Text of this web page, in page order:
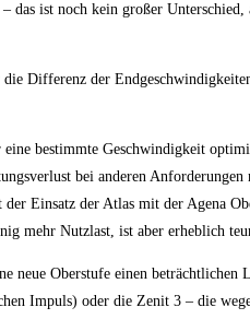
das ist noch kein großer
Differenz der
bestimmte Geschwindigkeit
bei anderen
Einsatz der Atlas mit der Agena
mehr Nutzlast, ist aber erheblich
neue Oberstufe einen
Impuls) oder die Zenit 3 – die